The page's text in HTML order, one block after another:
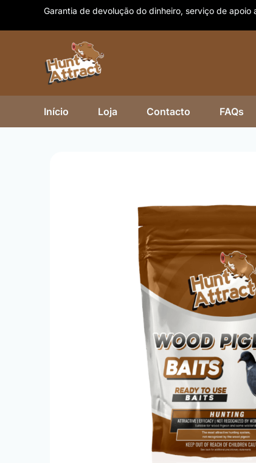
Garantia de devolução do dinheiro, serviço de apoio
Início Loja Contacto FAQs